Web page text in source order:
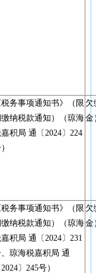
税务事项通知书》（限
纳税款通知）（琼海
积局 通〔2024〕224
欠
金
税务事项通知书》（限
纳税款通知）（琼海
积局 通〔2024〕231
琼海税嘉积局 通
2024〕245号）
欠
金